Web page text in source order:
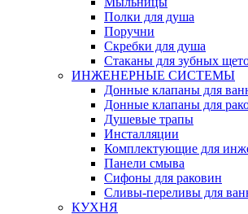
Полки для душа
Поручни
Скребки для душа
Стаканы для зубных
ИНЖЕНЕРНЫЕ СИСТЕМЫ
Донные клапаны для
Донные клапаны для
Душевые трапы
Инсталляции
Комплектующие для
Панели смыва
Сифоны для раковин
Сливы-переливы для
КУХНЯ